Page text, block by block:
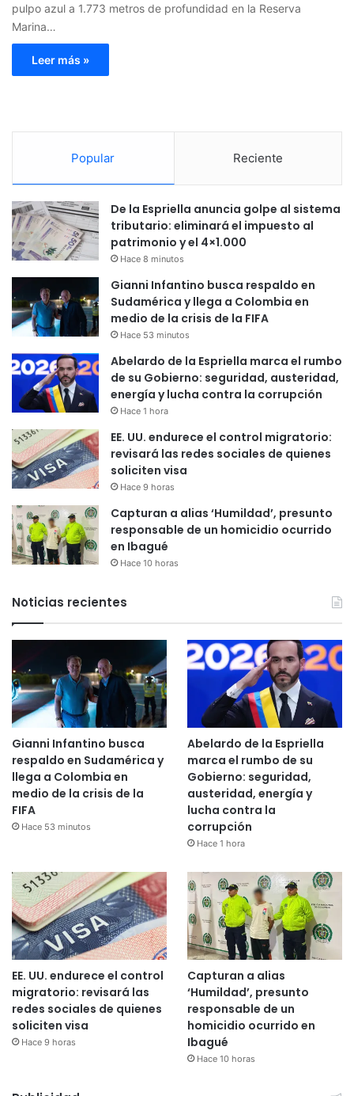
pulpo azul a 1.773 metros de profundidad en la Reserva
Marina…
Leer más »
Popular Reciente
De la Espriella anuncia golpe al sistema
tributario: eliminará el impuesto al
patrimonio y el 4×1.000
Hace 8 minutos
Gianni Infantino busca respaldo en
Sudamérica y llega a Colombia en
medio de la crisis de la FIFA
Hace 53 minutos
Abelardo de la Espriella marca el rumbo
de su Gobierno: seguridad, austeridad,
energía y lucha contra la corrupción
Hace 1 hora
EE. UU. endurece el control migratorio:
revisará las redes sociales de quienes
soliciten visa
Hace 9 horas
Capturan a alias ‘Humildad’, presunto
responsable de un homicidio ocurrido
en Ibagué
Hace 10 horas
Noticias recientes
Gianni Infantino busca
respaldo en Sudamérica y
llega a Colombia en
medio de la crisis de la
FIFA
Hace 53 minutos
Abelardo de la Espriella
marca el rumbo de su
Gobierno: seguridad,
austeridad, energía y
lucha contra la
corrupción
Hace 1 hora
EE. UU. endurece el control
migratorio: revisará las
redes sociales de quienes
soliciten visa
Hace 9 horas
Capturan a alias
‘Humildad’, presunto
responsable de un
homicidio ocurrido en
Ibagué
Hace 10 horas